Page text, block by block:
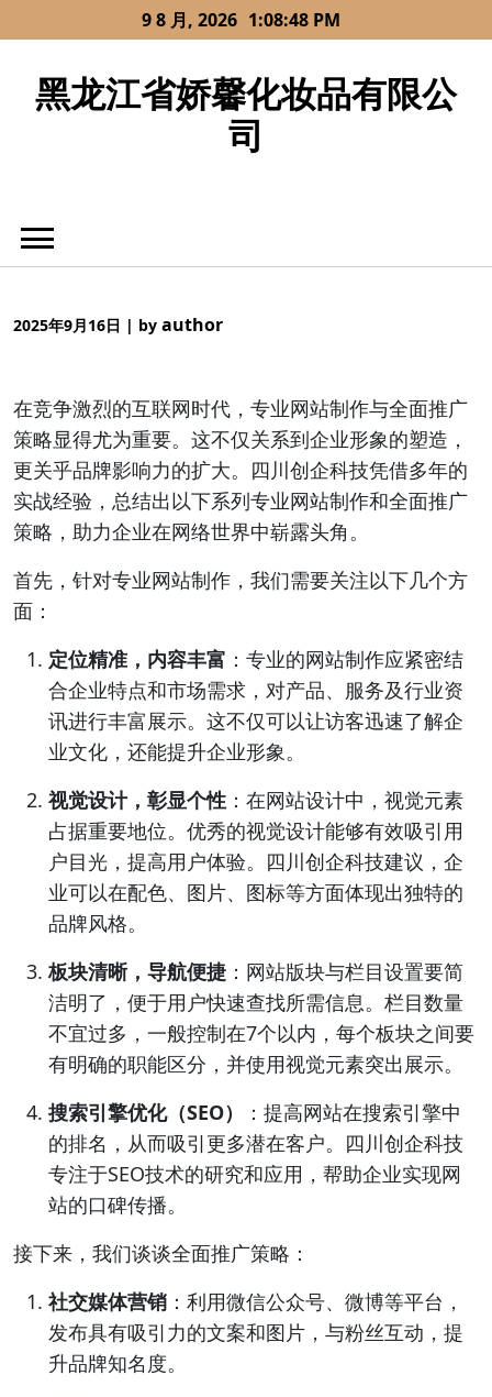
to
9 8 月, 2026 1:08:48 PM
黑龙江省娇馨化妆品有限公
司
2025年9月16日 | by author
在竞争激烈的互联网时代，专业网站制作与全面推广
策略显得尤为重要。这不仅关系到企业形象的塑造，
更关乎品牌影响力的扩大。四川创企科技凭借多年的
实战经验，总结出以下系列专业网站制作和全面推广
策略，助力企业在网络世界中崭露头角。
首先，针对专业网站制作，我们需要关注以下几个方
面：
定位精准，内容丰富 ：专业的网站制作应紧密结
合企业特点和市场需求，对产品、服务及行业资
讯进行丰富展示。这不仅可以让访客迅速了解企
业文化，还能提升企业形象。
视觉设计，彰显个性 ：在网站设计中，视觉元素
占据重要地位。优秀的视觉设计能够有效吸引用
户目光，提高用户体验。四川创企科技建议，企
业可以在配色、图片、图标等方面体现出独特的
品牌风格。
板块清晰，导航便捷 ：网站版块与栏目设置要简
洁明了，便于用户快速查找所需信息。栏目数量
不宜过多，一般控制在7个以内，每个板块之间要
有明确的职能区分，并使用视觉元素突出展示。
搜索引擎优化（SEO）
：提高网站在搜索引擎中
的排名，从而吸引更多潜在客户。四川创企科技
专注于SEO技术的研究和应用，帮助企业实现网
站的口碑传播。
接下来，我们谈谈全面推广策略：
社交媒体营销 ：利用微信公众号、微博等平台，
发布具有吸引力的文案和图片，与粉丝互动，提
升品牌知名度。